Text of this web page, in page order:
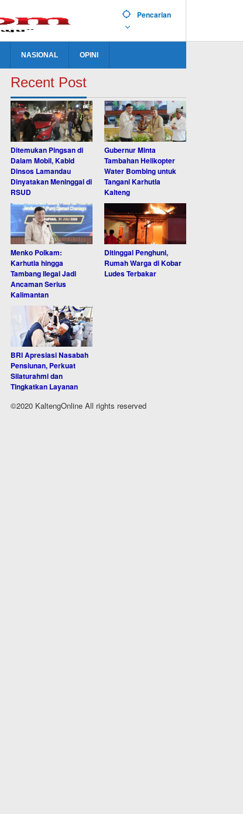
Pencarian
NASIONAL OPINI
Recent Post
Ditemukan Pingsan di
Dalam Mobil, Kabid
Dinsos Lamandau
Dinyatakan Meninggal di
RSUD
Gubernur Minta
Tambahan Helikopter
Water Bombing untuk
Tangani Karhutla
Kalteng
Menko Polkam:
Karhutla hingga
Tambang Ilegal Jadi
Ancaman Serius
Kalimantan
Ditinggal Penghuni,
Rumah Warga di Kobar
Ludes Terbakar
BRI Apresiasi Nasabah
Pensiunan, Perkuat
Silaturahmi dan
Tingkatkan Layanan
©2020 KaltengOnline All rights reserved